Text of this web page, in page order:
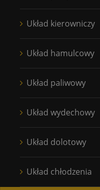
Układ kierowniczy
Układ hamulcowy
Układ paliwowy
Układ wydechowy
Układ dolotowy
Układ chłodzenia